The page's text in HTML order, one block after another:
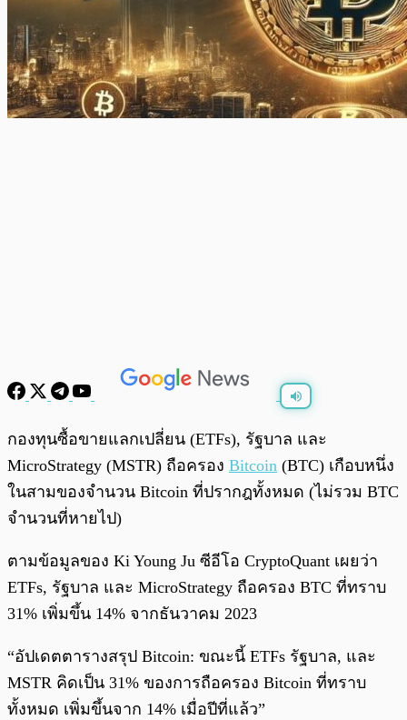
พร้อมเล่น
กองทุนซื้อขายแลกเปลี่ยน (ETFs), รัฐบาล และ
MicroStrategy (MSTR) ถือครอง Bitcoin (BTC) เกือบหนึ่ง
ในสามของจำนวน Bitcoin ที่ปรากฎทั้งหมด (ไม่รวม BTC
จำนวนที่หายไป)
ตามข้อมูลของ Ki Young Ju ซีอีโอ CryptoQuant เผยว่า
ETFs, รัฐบาล และ MicroStrategy ถือครอง BTC ที่ทราบ
31% เพิ่มขึ้น 14% จากธันวาคม 2023
“อัปเดตตารางสรุป Bitcoin: ขณะนี้ ETFs รัฐบาล, และ
MSTR คิดเป็น 31% ของการถือครอง Bitcoin ที่ทราบ
ทั้งหมด เพิ่มขึ้นจาก 14% เมื่อปีที่แล้ว”